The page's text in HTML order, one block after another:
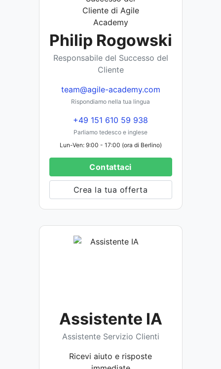
Philip Rogowski
Responsabile del Successo del
Cliente
team@agile-academy.com
Rispondiamo nella tua lingua
+49 151 610 59 938
Parliamo tedesco e inglese
Lun-Ven: 9:00 - 17:00 (ora di Berlino)
Contattaci
Crea la tua offerta
Assistente IA
Assistente Servizio Clienti
Ricevi aiuto e risposte